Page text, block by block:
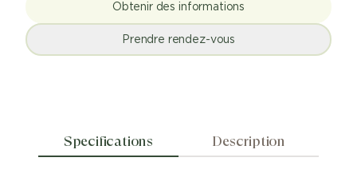
Obtenir des informations
Prendre rendez-vous
Specifications Description